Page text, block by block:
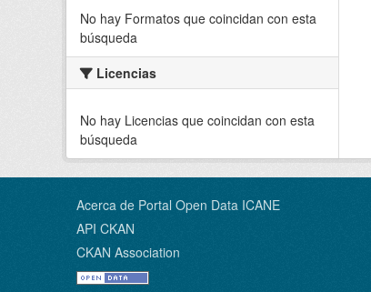
No hay Formatos que coincidan con esta
búsqueda
Licencias
No hay Licencias que coincidan con esta
búsqueda
Acerca de Portal Open Data ICANE
API CKAN
CKAN Association